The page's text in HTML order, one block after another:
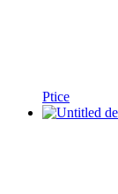
Ptice